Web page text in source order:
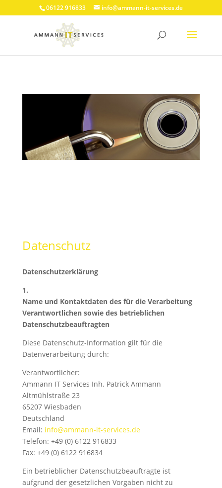
06122 916833 info@ammann-it-services.de
Datenschutz
Datenschutzerklärung
1.
Name und Kontaktdaten des für die Verarbeitung
Verantwortlichen sowie des betrieblichen
Datenschutzbeauftragten
Diese Datenschutz-Information gilt für die
Datenverarbeitung durch:
Verantwortlicher:
Ammann IT Services Inh. Patrick Ammann
Altmühlstraße 23
65207 Wiesbaden
Deutschland
Email: info@ammann-it-services.de
Telefon: +49 (0) 6122 916833
Fax: +49 (0) 6122 916834
Ein betrieblicher Datenschutzbeauftragte ist
aufgrund der gesetzlichen Vorgaben nicht zu